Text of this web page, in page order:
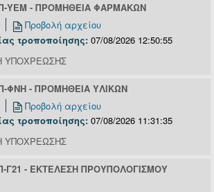
ΥΕΜ - ΠΡΟΜΗΘΕΙΑ ΦΑΡΜΑΚΩΝ
Προβολή αρχείου
τροποποίησης: 07/08/2026 12:50:55
ΥΠΟΧΡΕΩΣΗΣ
ΦΝΗ - ΠΡΟΜΗΘΕΙΑ ΥΛΙΚΩΝ
Προβολή αρχείου
τροποποίησης: 07/08/2026 11:31:35
ΥΠΟΧΡΕΩΣΗΣ
Γ21 - ΕΚΤΕΛΕΣΗ ΠΡΟΥΠΟΛΟΓΙΣΜΟΥ